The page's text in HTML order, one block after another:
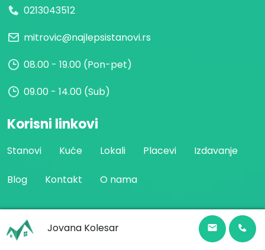
0213043512
mitrovic@najlepsistanovi.rs
08.00 - 19.00 (Pon-pet)
09.00 - 14.00 (Sub)
Korisni linkovi
Stanovi Kuće Lokali Placevi Izdavanje
Blog Kontakt O nama
Jovana Kolesar